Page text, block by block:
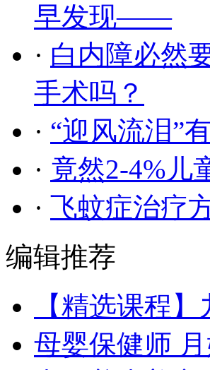
早发现——
· 白内障必然
手术吗？
· “迎风流泪”
· 竟然2-4%儿
· 飞蚊症治疗
编辑推荐
【精选课程
母婴保健师